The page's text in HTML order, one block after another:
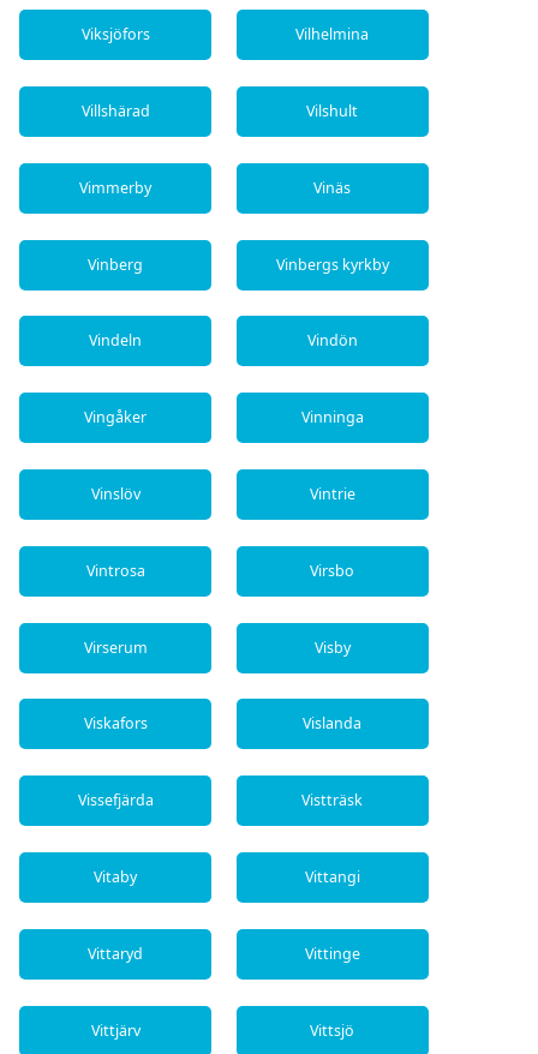
Viksjöfors Vilhelmina
Villshärad Vilshult
Vimmerby Vinäs
Vinberg Vinbergs kyrkby
Vindeln Vindön
Vingåker Vinninga
Vinslöv Vintrie
Vintrosa Virsbo
Virserum Visby
Viskafors Vislanda
Vissefjärda Vistträsk
Vitaby Vittangi
Vittaryd Vittinge
Vittjärv Vittsjö